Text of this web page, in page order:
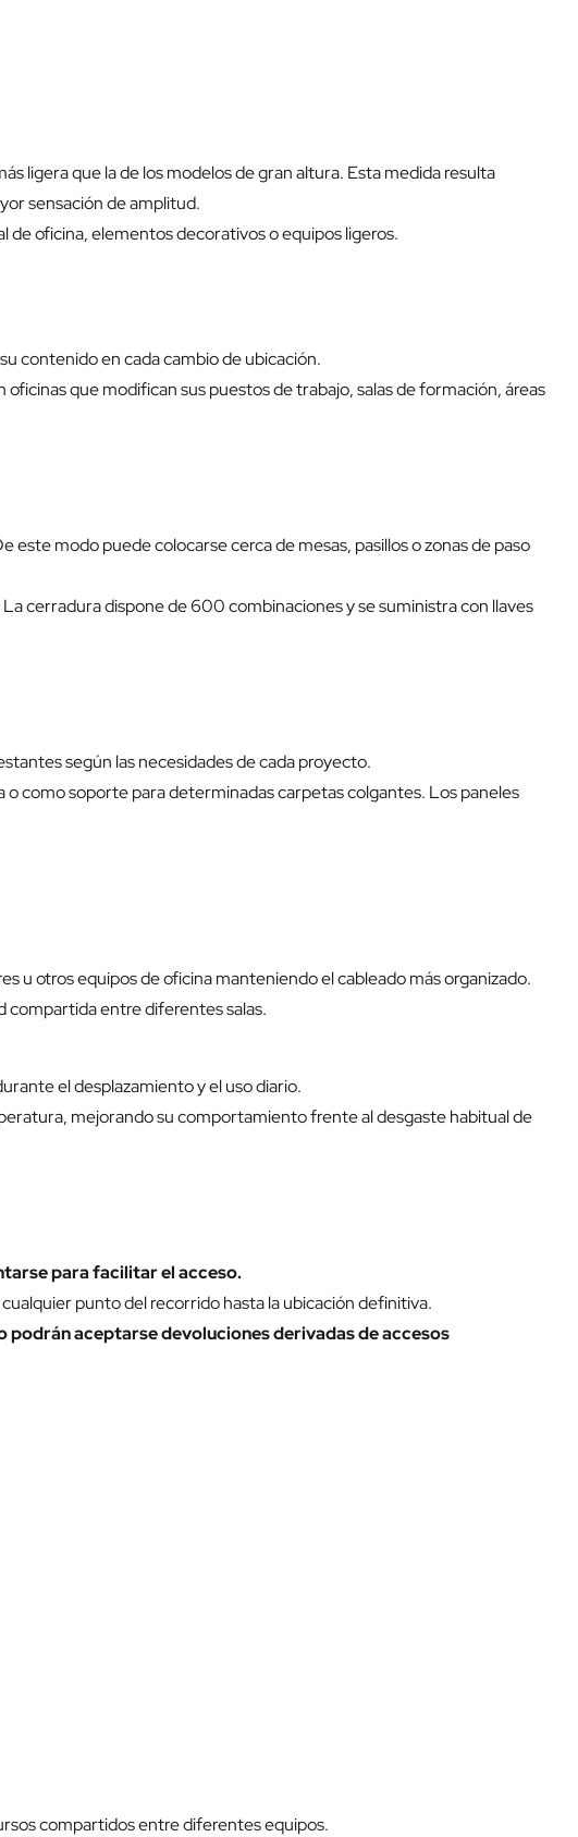
ligera que la de los modelos de gran altura. Esta medida resulta
sensación de amplitud.
oficina, elementos decorativos o equipos ligeros.
contenido en cada cambio de ubicación.
que modifican sus puestos de trabajo, salas de formación, áreas
modo puede colocarse cerca de mesas, pasillos o zonas de paso
cerradura dispone de 600 combinaciones y se suministra con llaves
según las necesidades de cada proyecto.
como soporte para determinadas carpetas colgantes. Los paneles
u otros equipos de oficina manteniendo el cableado más organizado.
compartida entre diferentes salas.
el desplazamiento y el uso diario.
mejorando su comportamiento frente al desgaste habitual de
para facilitar el acceso.
punto del recorrido hasta la ubicación definitiva.
aceptarse devoluciones derivadas de accesos
compartidos entre diferentes equipos.